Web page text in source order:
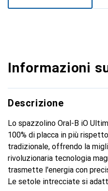
Informazioni
Descrizione
Lo spazzolino Oral-B iO
100% di placca in più
tradizionale, offrendo la
rivoluzionaria tecnologia
trasmette l'energia con
Le setole intrecciate si